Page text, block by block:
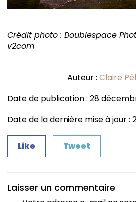
Crédit photo : Doublespace
v2com
Auteur : Claire
Date de publication : 28
Date de la dernière mise à jour :
Like Tweet
Laisser un commentaire